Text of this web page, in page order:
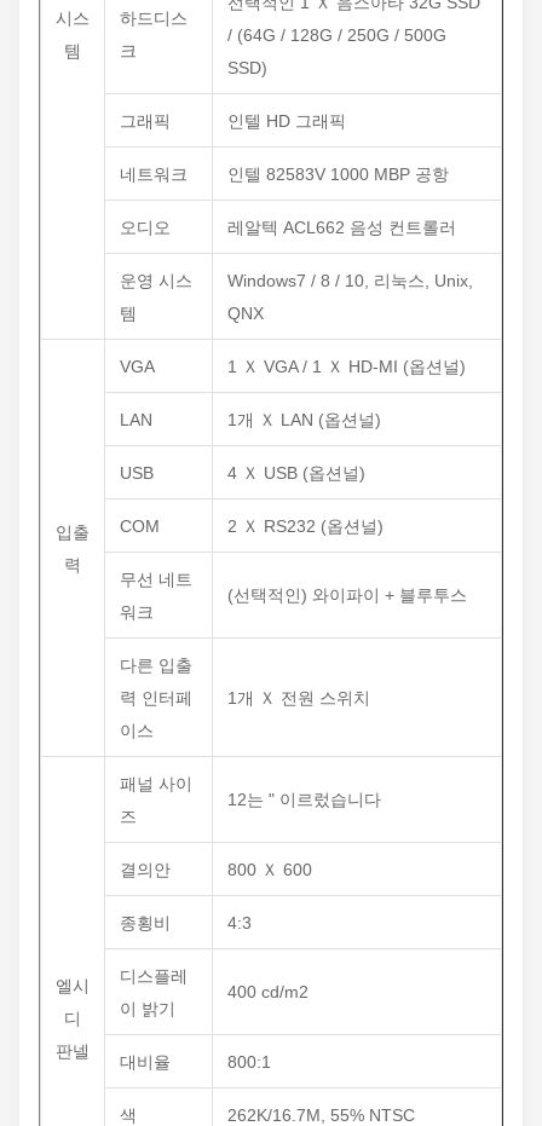
시스
템
하드디스
크
/ (64G / 128G / 250G / 500G
SSD)
그래픽 인텔 HD 그래픽
네트워크 인텔 82583V 1000 MBP 공항
오디오 레알텍 ACL662 음성 컨트롤러
운영 시스
템
Windows7 / 8 / 10, 리눅스, Unix,
QNX
입출
력
VGA 1 Ｘ VGA / 1 Ｘ HD-MI (옵션널)
LAN 1개 Ｘ LAN (옵션널)
USB 4 Ｘ USB (옵션널)
COM 2 Ｘ RS232 (옵션널)
무선 네트
워크
(선택적인) 와이파이 + 블루투스
다른 입출
력 인터페
이스
1개 Ｘ 전원 스위치
엘시
디
판넬
패널 사이
즈
12는 " 이르렀습니다
결의안 800 Ｘ 600
종횡비 4:3
디스플레
이 밝기
400 cd/m2
대비율 800:1
색 262K/16.7M, 55% NTSC